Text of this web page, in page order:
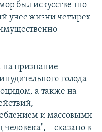
был искусственно
унес жизни четырех
на признание
голода
а также на
и массовыми
– сказано в